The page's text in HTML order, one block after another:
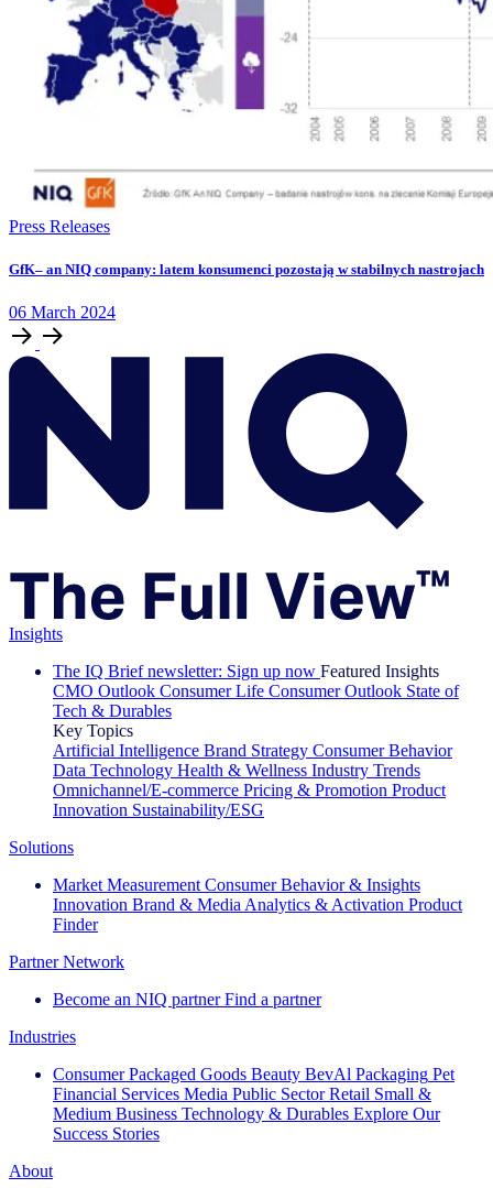
Press Releases
GfK– an NIQ company: latem konsumenci pozostają w stabilnych nastrojach
06 March 2024
Insights
The IQ Brief newsletter: Sign up now Featured Insights
CMO Outlook Consumer Life Consumer Outlook State of
Tech & Durables
Key Topics
Artificial Intelligence Brand Strategy Consumer Behavior
Data Technology Health & Wellness Industry Trends
Omnichannel/E-commerce Pricing & Promotion Product
Innovation Sustainability/ESG
Solutions
Market Measurement Consumer Behavior & Insights
Innovation Brand & Media Analytics & Activation Product
Finder
Partner Network
Become an NIQ partner Find a partner
Industries
Consumer Packaged Goods Beauty BevAl Packaging Pet
Financial Services Media Public Sector Retail Small &
Medium Business Technology & Durables Explore Our
Success Stories
About